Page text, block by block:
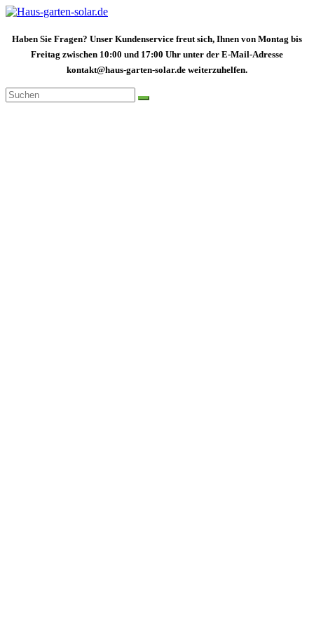
Zum
springen
Haben Sie Fragen? Unser Kundenservice freut sich, Ihnen von Montag bis
Freitag zwischen 10:00 und 17:00 Uhr unter der E-Mail-Adresse
kontakt@haus-garten-solar.de weiterzuhelfen.